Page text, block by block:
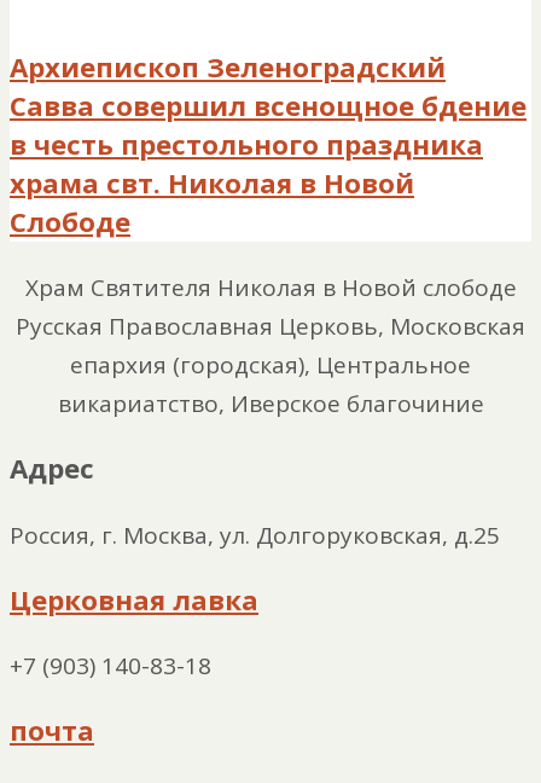
Архиепископ Зеленоградский
Савва совершил всенощное бдение
в честь престольного праздника
храма свт. Николая в Новой
Слободе
Храм Святителя Николая в Новой слободе
Русская Православная Церковь, Московская
епархия (городская), Центральное
викариатство, Иверское благочиние
Адрес
Россия, г. Москва, ул. Долгоруковская, д.25
Церковная лавка
+7 (903) 140-83-18
почта